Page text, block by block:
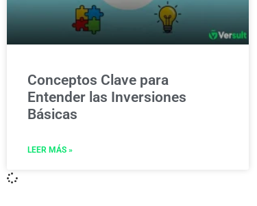
Conceptos Clave para
Entender las Inversiones
Básicas
LEER MÁS »